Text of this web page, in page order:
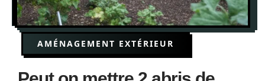
AMÉNAGEMENT EXTÉRIEUR